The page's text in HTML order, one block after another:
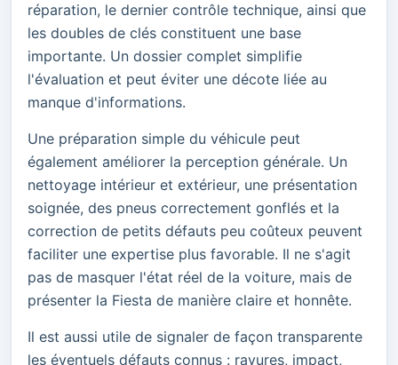
réparation, le dernier contrôle technique, ainsi que
les doubles de clés constituent une base
importante. Un dossier complet simplifie
l'évaluation et peut éviter une décote liée au
manque d'informations.
Une préparation simple du véhicule peut
également améliorer la perception générale. Un
nettoyage intérieur et extérieur, une présentation
soignée, des pneus correctement gonflés et la
correction de petits défauts peu coûteux peuvent
faciliter une expertise plus favorable. Il ne s'agit
pas de masquer l'état réel de la voiture, mais de
présenter la Fiesta de manière claire et honnête.
Il est aussi utile de signaler de façon transparente
les éventuels défauts connus : rayures, impact,